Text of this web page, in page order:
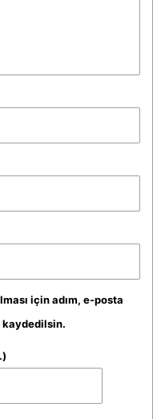
için adım, e-posta
kaydedilsin.